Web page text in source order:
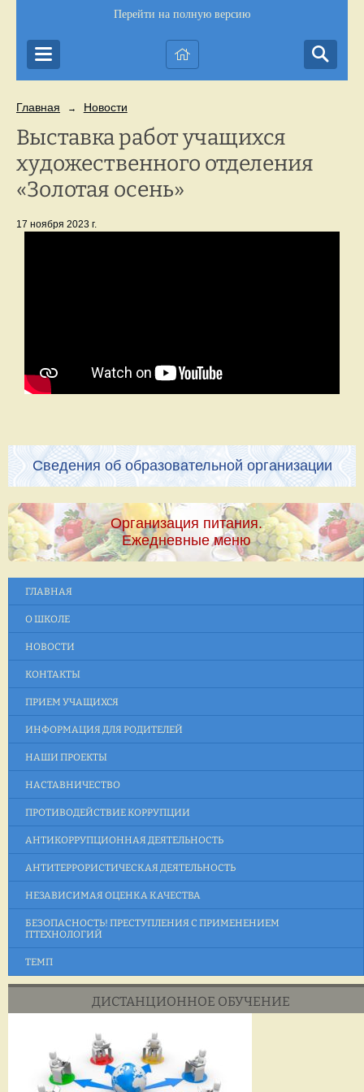
Перейти на полную версию
Главная → Новости
Выставка работ учащихся
художественного отделения
«Золотая осень»
17 ноября 2023 г.
Сведения об образовательной организации
Организация питания.
Ежедневные меню
ГЛАВНАЯ
О ШКОЛЕ
НОВОСТИ
КОНТАКТЫ
ПРИЕМ УЧАЩИХСЯ
ИНФОРМАЦИЯ ДЛЯ РОДИТЕЛЕЙ
НАШИ ПРОЕКТЫ
НАСТАВНИЧЕСТВО
ПРОТИВОДЕЙСТВИЕ КОРРУПЦИИ
АНТИКОРРУПЦИОННАЯ ДЕЯТЕЛЬНОСТЬ
АНТИТЕРРОРИСТИЧЕСКАЯ ДЕЯТЕЛЬНОСТЬ
НЕЗАВИСИМАЯ ОЦЕНКА КАЧЕСТВА
БЕЗОПАСНОСТЬ! ПРЕСТУПЛЕНИЯ С ПРИМЕНЕНИЕМ
ITТЕХНОЛОГИЙ
ТЕМП
ДИСТАНЦИОННОЕ ОБУЧЕНИЕ